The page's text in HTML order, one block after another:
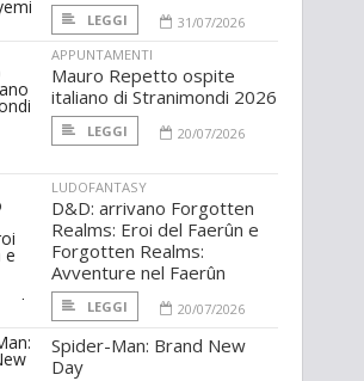
LEGGI
31/07/2026
APPUNTAMENTI
Mauro Repetto ospite
italiano di Stranimondi 2026
LEGGI 20/07/2026
LUDOFANTASY
D&D: arrivano Forgotten
Realms: Eroi del Faerûn e
Forgotten Realms:
Avventure nel Faerûn
LEGGI 20/07/2026
Spider-Man: Brand New
Day